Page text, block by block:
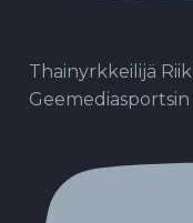
Thainyrkkeilijä